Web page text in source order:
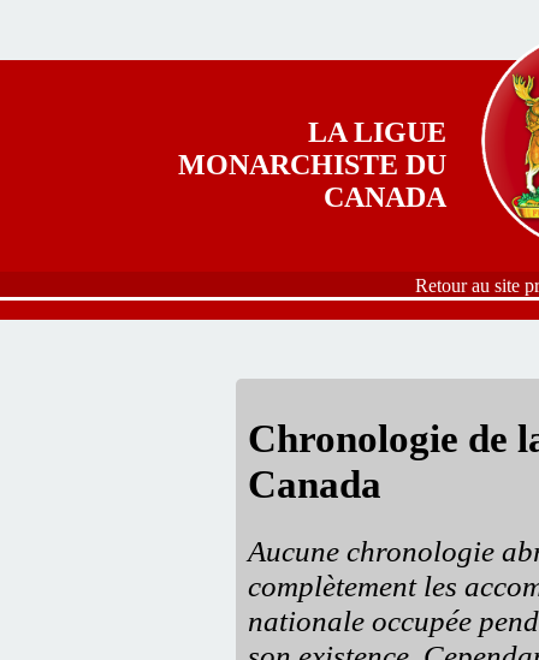
LA LIGUE
MONARCHISTE DU
CANADA
Retour au site
Chronologie de
Canada
Aucune chronologie
complètement les
nationale occupée